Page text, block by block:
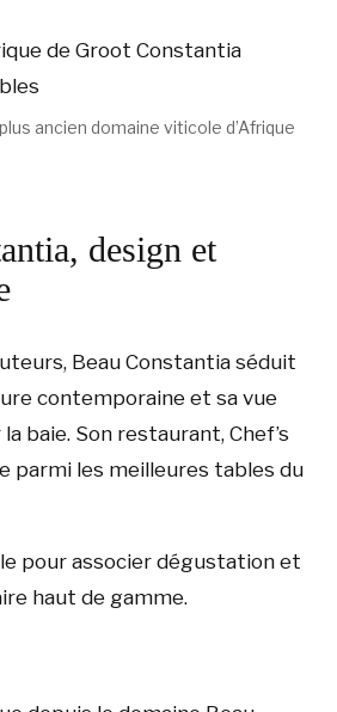
ancien domaine viticole d’Afrique
design et
Beau Constantia séduit
contemporaine et sa vue
baie. Son restaurant, Chef’s
parmi les meilleures tables du
pour associer dégustation et
haut de gamme.